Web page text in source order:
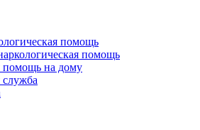
помощь
помощь
помощь на дому
служба